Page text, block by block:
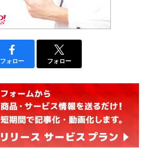
フォロー フォロー